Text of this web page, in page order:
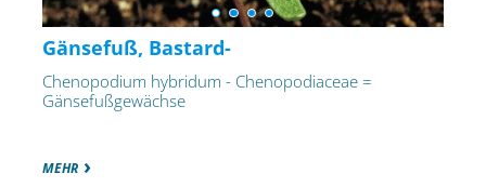
Gänsefuß, Bastard-
Chenopodium hybridum - Chenopodiaceae =
Gänsefußgewächse
MEHR